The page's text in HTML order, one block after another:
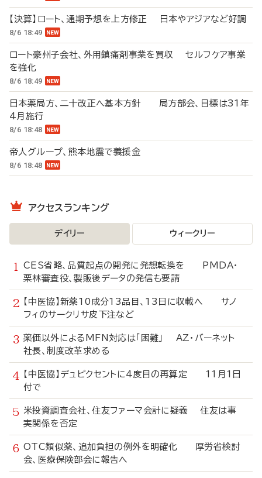
【決算】ロート、通期予想を上方修正 日本やアジアなど好調
8/6 18:49
ロート豪州子会社、外用鎮痛剤事業を買収 セルフケア事業
を強化
8/6 18:49
日本薬局方、二十改正へ基本方針 局方部会、目標は31年
4月施行
8/6 18:48
帝人グループ、熊本地震で義援金
8/6 18:48
アクセスランキング
デイリー ウィークリー
CES省略、品質起点の開発に発想転換を PMDA・
栗林審査役、製販後データの発信も要請
【中医協】新薬10成分13品目、13日に収載へ サノ
フィのサークリサ皮下注など
薬価以外によるMFN対応は「困難」 AZ・バーネット
社長、制度改革求める
【中医協】デュピクセントに4度目の再算定 11月1日
付で
米投資調査会社、住友ファーマ会計に疑義 住友は事
実関係を否定
OTC類似薬、追加負担の例外を明確化 厚労省検討
会、医療保険部会に報告へ